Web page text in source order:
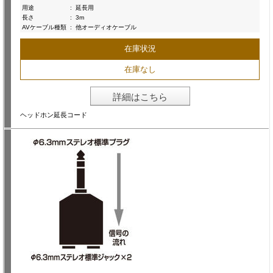
用途
:
延長用
長さ
:
3m
AVケーブル種類 : 他オーディオケーブル
在庫状況
在庫なし
詳細はこちら
ヘッドホン延長コード